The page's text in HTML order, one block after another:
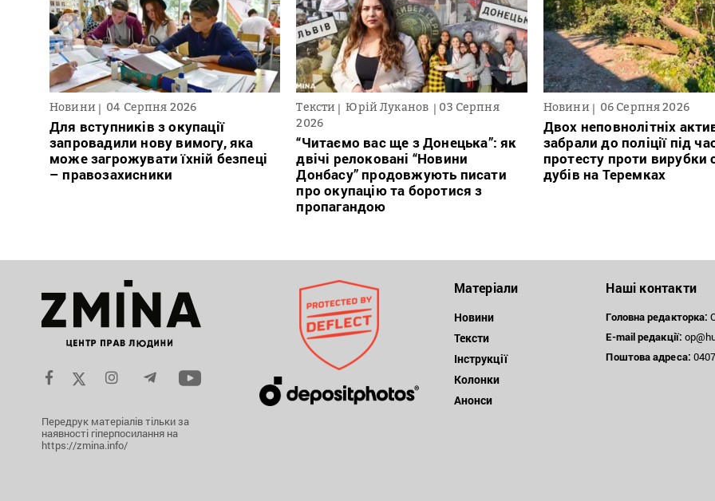
Новини 04 Серпня 2026
Для вступників з окупації
запровадили нову вимогу, яка
може загрожувати їхній безпеці
– правозахисники
Тексти Юрій Луканов
03 Серпня
2026
“Читаємо вас ще з Донецька”: як
двічі релоковані “Новини
Донбасу” продовжують писати
про окупацію та боротися з
пропагандою
Новини 06 Серпня 2026
Двох неповнолітніх
забрали до поліції під
протесту проти вирубки
дубів на Теремках
Передрук матеріалів тільки за
наявності гіперпосилання на
https://zmina.info/
Матеріали
Новини
Тексти
Інструкції
Колонки
Анонси
Наші контакти
Головна редакторка:
E-mail редакції:
Поштоваадреса: